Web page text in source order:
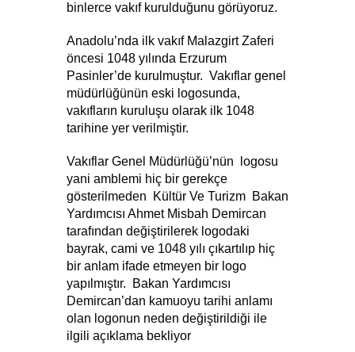
binlerce vakıf kurulduğunu görüyoruz.
Anadolu’nda ilk vakıf Malazgirt Zaferi
öncesi 1048 yılında Erzurum
Pasinler’de kurulmuştur.  Vakıflar genel
müdürlüğünün eski logosunda,
vakıfların kuruluşu olarak ilk 1048
tarihine yer verilmiştir.
Vakıflar Genel Müdürlüğü’nün  logosu
yani amblemi hiç bir gerekçe
gösterilmeden  Kültür Ve Turizm  Bakan
Yardımcısı Ahmet Misbah Demircan
tarafından değiştirilerek logodaki
bayrak, cami ve 1048 yılı çıkartılıp hiç
bir anlam ifade etmeyen bir logo
yapılmıştır.  Bakan Yardımcısı
Demircan’dan kamuoyu tarihi anlamı
olan logonun neden değiştirildiği ile
ilgili açıklama bekliyor